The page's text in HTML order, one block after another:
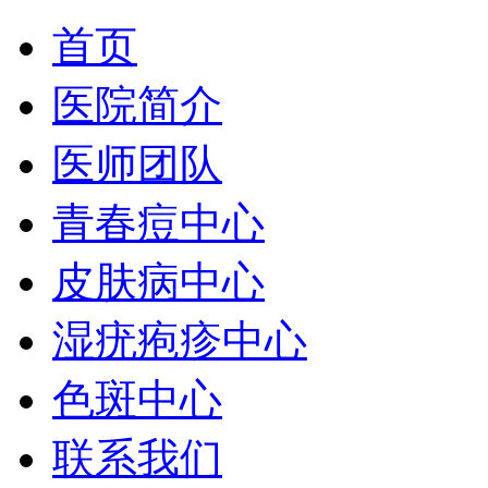
首页
医院简介
医师团队
青春痘中心
皮肤病中心
湿疣疱疹中心
色斑中心
联系我们